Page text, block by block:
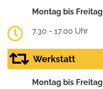
Montag bis Freitag
7.30 - 17.00 Uhr
Werkstatt
Montag bis Freitag